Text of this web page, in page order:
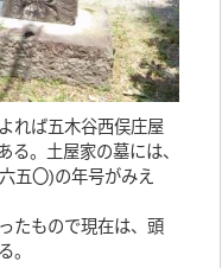
れば五木谷西俣庄屋
る。土屋家の墓には、
五〇)の年号がみえ
たもので現在は、頭
。